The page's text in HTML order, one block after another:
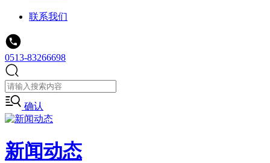
联系我们
0513-83266698
确认
新闻动态